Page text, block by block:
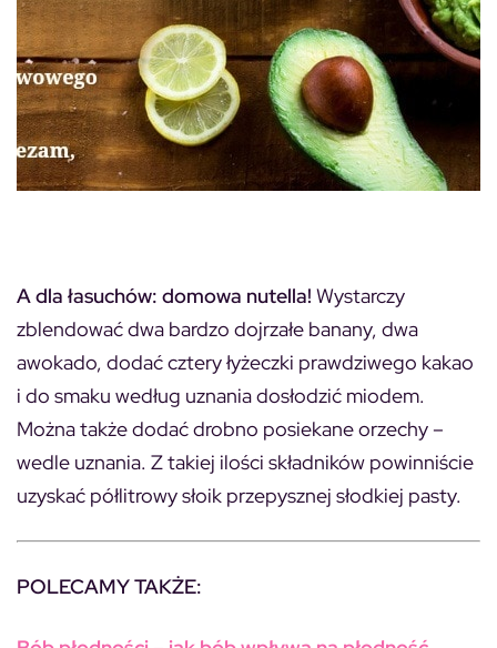
A dla łasuchów: domowa nutella! Wystarczy
zblendować dwa bardzo dojrzałe banany, dwa
awokado, dodać cztery łyżeczki prawdziwego kakao
i do smaku według uznania dosłodzić miodem.
Można także dodać drobno posiekane orzechy –
wedle uznania. Z takiej ilości składników powinniście
uzyskać półlitrowy słoik przepysznej słodkiej pasty.
POLECAMY TAKŻE: